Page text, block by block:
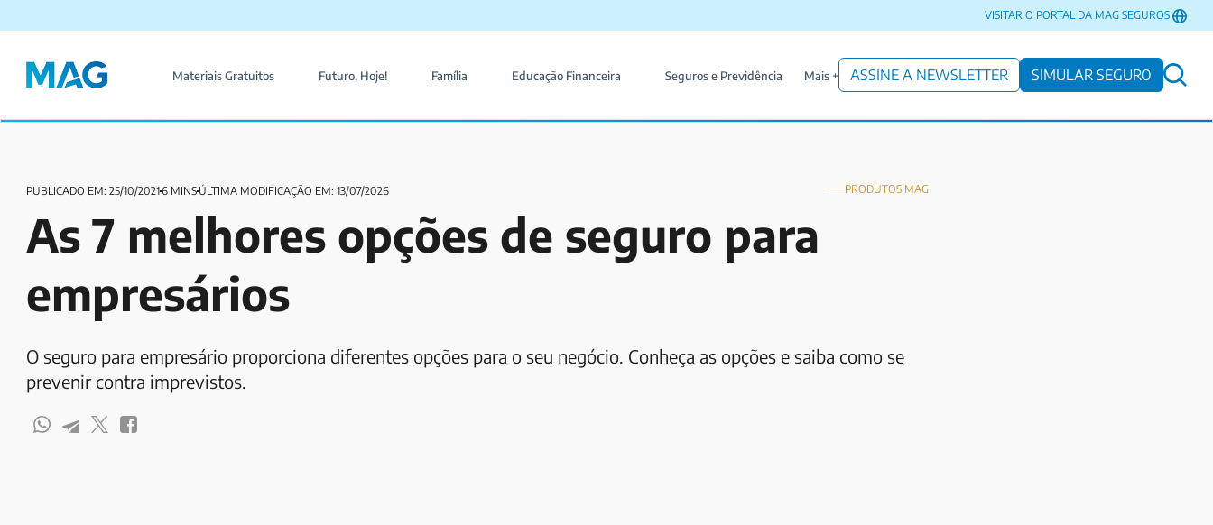
VISITAR O PORTAL DA MAG SEGUROS
Materiais Gratuitos Futuro, Hoje! Família Educação Financeira Seguros e Previdência Mais + ASSINE A NEWSLETTER SIMULAR SEGURO
PUBLICADO EM: 25/10/20216 MINS ÚLTIMA MODIFICAÇÃO EM: 13/07/2026 PRODUTOS MAG
As 7 melhores opções de seguro para
empresários
O seguro para empresário proporciona diferentes opções para o seu negócio. Conheça as opções e saiba como se
prevenir contra imprevistos.